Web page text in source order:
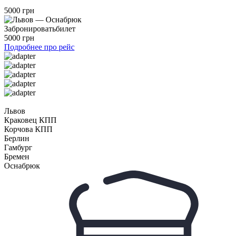
5000 грн
Забронироватьбилет
5000 грн
Подробнее про рейс
Львов
Краковец КПП
Корчова КПП
Берлин
Гамбург
Бремен
Оснабрюк